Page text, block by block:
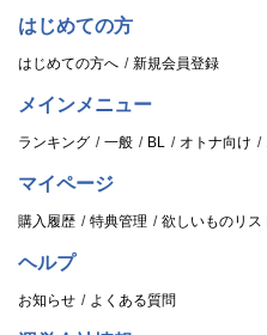
はじめての方
はじめての方へ 新規会員登録
メインメニュー
ランキング 一般 BL オトナ向け
マイページ
購入履歴 特典管理 欲しいものリス
ヘルプ
お知らせ よくある質問